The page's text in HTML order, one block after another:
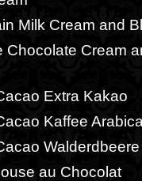
Milk Cream and
Chocolate Cream
Extra Kakao
Kaffee Arabica
Walderdbeere
au Chocolat